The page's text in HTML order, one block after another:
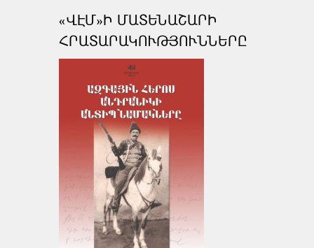
«ՎԷՄ»Ի ՄԱՏԵՆԱՇԱՐԻ
ՀՐԱՏԱՐԱԿՈՒԹՅՈՒՆՆԵՐԸ